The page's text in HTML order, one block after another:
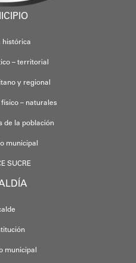
histórica
– territorial
y regional
– naturales
de la población
municipal
SUCRE
municipal